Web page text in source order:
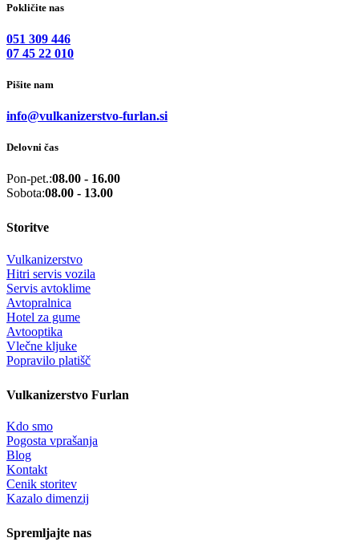
Pokličite nas
051 309 446
07 45 22 010
Pišite nam
info@vulkanizerstvo-furlan.si
Delovni čas
Pon-pet.:08.00 - 16.00
Sobota:08.00 - 13.00
Storitve
Vulkanizerstvo
Hitri servis vozila
Servis avtoklime
Avtopralnica
Hotel za gume
Avtooptika
Vlečne kljuke
Popravilo platišč
Vulkanizerstvo Furlan
Kdo smo
Pogosta vprašanja
Blog
Kontakt
Cenik storitev
Kazalo dimenzij
Spremljajte nas